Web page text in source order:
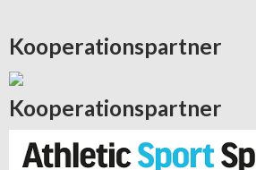
Kooperationspartner
Kooperationspartner